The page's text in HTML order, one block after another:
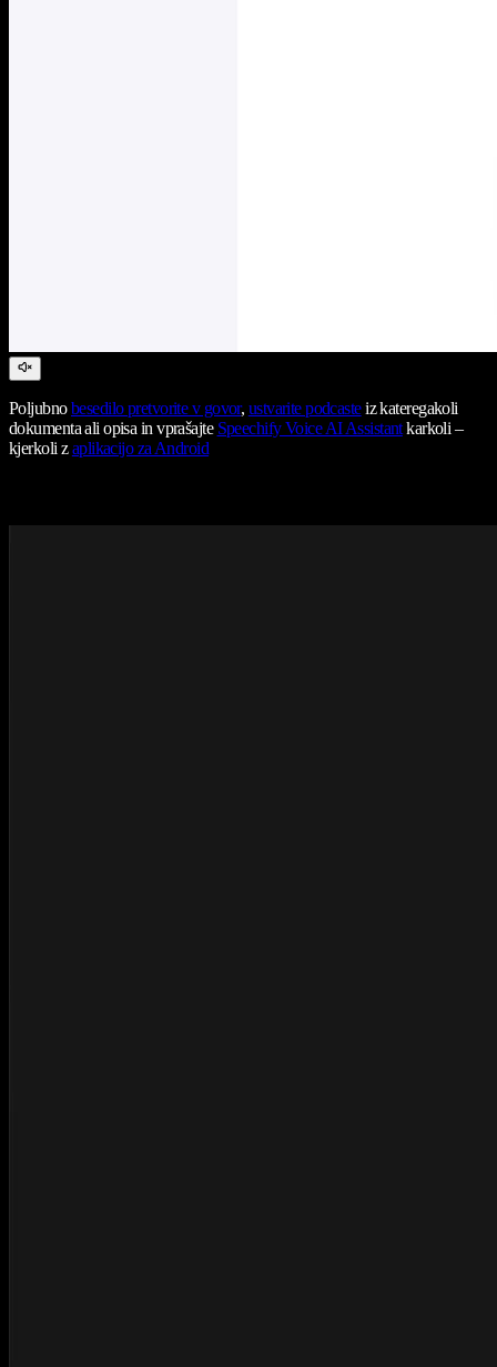
Poljubnobesedilo pretvorite v govor, ustvarite podcasteiz kateregakoli
dokumenta ali opisa in vprašajte Speechify Voice AI Assistantkarkoli –
kjerkoli zaplikacijo za Android